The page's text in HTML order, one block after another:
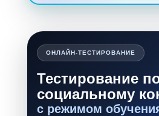
ОНЛАЙН-ТЕСТИРОВАНИЕ
Тестирование
социальному
с режимом